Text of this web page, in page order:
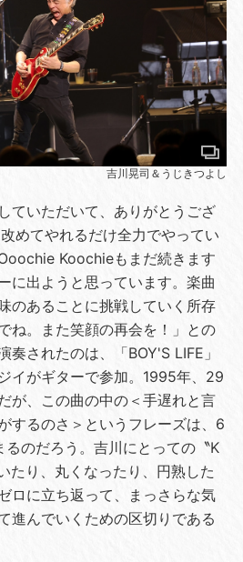
吉川晃司＆うじきつよし
ていただいて、ありがとうござ
めてやれるだけ全力でやってい
Koochieもまだ続きます
に出ようと思っています。楽曲
のあることに挑戦していく所存
ね。また笑顔の再会を！」との
奏されたのは、「BOY'S LIFE」
イがギターで参加。1995年、29
が、この曲の中の＜手遅れと言
するのさ＞というフレーズは、6
のだろう。吉川にとっての〝K
たり、丸くなったり、円熟した
ロに立ち返って、まっさらな気
進んでいくための区切りである